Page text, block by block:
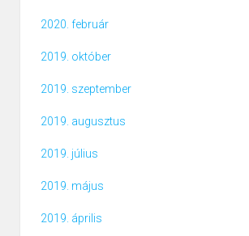
2020. február
2019. október
2019. szeptember
2019. augusztus
2019. július
2019. május
2019. április